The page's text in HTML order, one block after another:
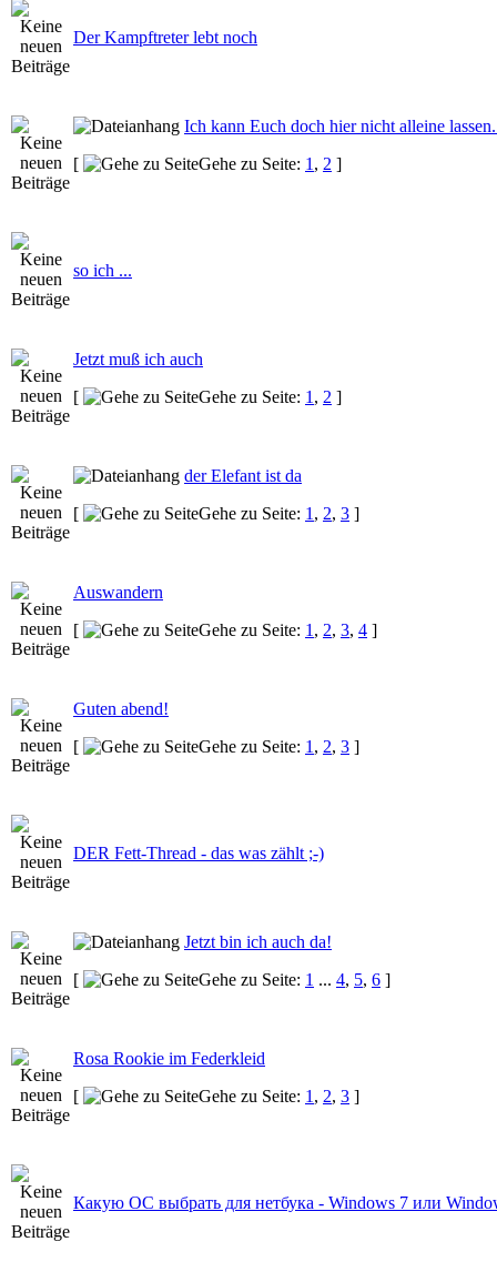
Der Kampftreter lebt noch
Ich kann Euch doch hier nicht alleine
[
Gehe zu Seite: 1 , 2 ]
so ich ...
Jetzt muß ich auch
[
Gehe zu Seite: 1 , 2 ]
der Elefant ist da
[
Gehe zu Seite: 1 , 2, 3 ]
Auswandern
[
Gehe zu Seite: 1 , 2, 3, 4 ]
Guten abend!
[
Gehe zu Seite: 1 , 2, 3 ]
DER Fett-Thread - das was zählt ;-)
Jetzt bin ich auch da!
[
Gehe zu Seite: 1 ... 4, 5, 6 ]
Rosa Rookie im Federkleid
[
Gehe zu Seite: 1 , 2, 3 ]
Какую ОС выбрать для нетбука - Windows 7 или